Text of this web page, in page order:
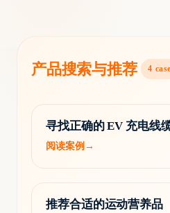
产品搜索与推荐 4
寻找正确的 EV 充电线
阅读案例 →
推荐合适的运动营养品